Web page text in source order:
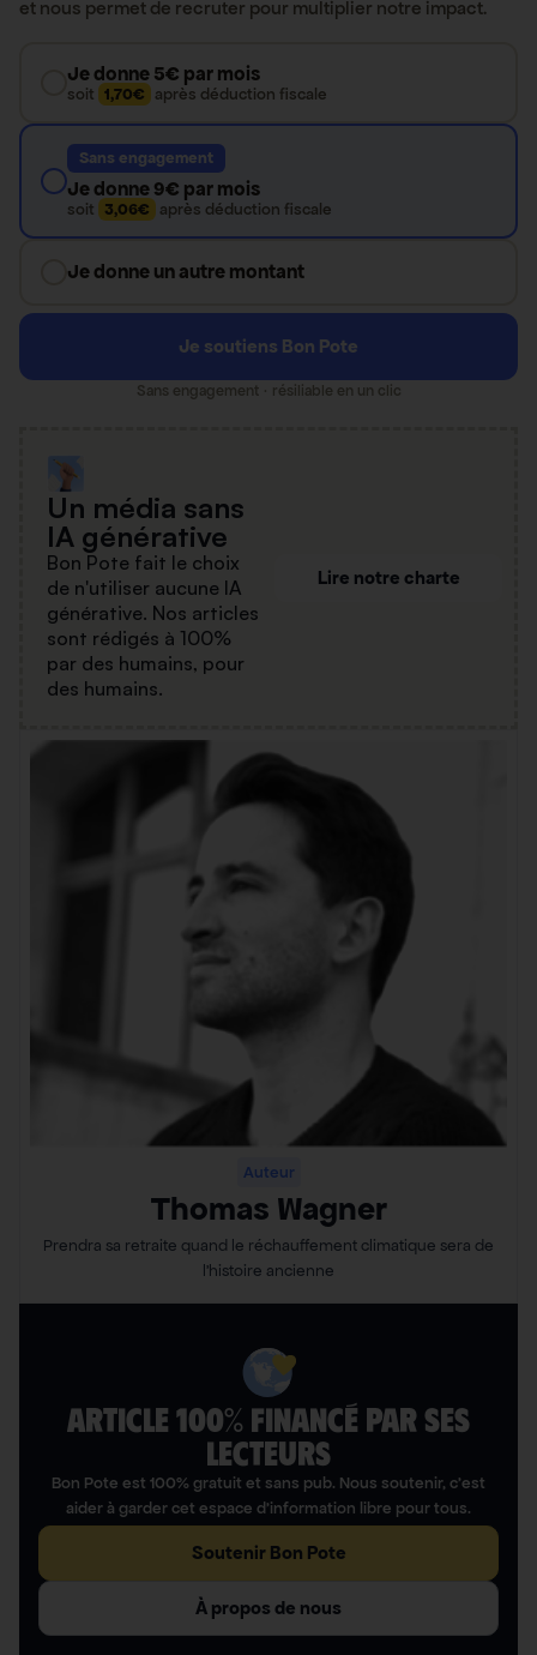
et nous permet de recruter pour multiplier notre impact.
Je donne 5€ par mois
soit 1,70€ après déduction fiscale
Sans engagement
Je donne 9€ par mois
soit 3,06€ après déduction fiscale
Je donne un autre montant
Je soutiens Bon Pote
Sans engagement · résiliable en un clic
Un média sans
IA générative
Bon Pote fait le choix
de n'utiliser aucune IA
générative. Nos articles
sont rédigés à 100%
par des humains, pour
des humains.
Lire notre charte
Auteur
Thomas Wagner
Prendra sa retraite quand le réchauffement climatique sera de
l’histoire ancienne
ARTICLE 100% FINANCÉ PAR SES
LECTEURS​
Bon Pote est 100% gratuit et sans pub. Nous soutenir, c’est
aider à garder cet espace d’information libre pour tous.
Soutenir Bon Pote
À propos de nous